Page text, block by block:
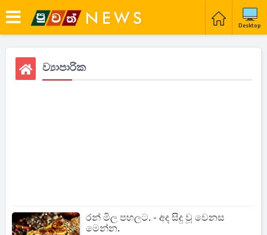
Desktop
ව්‍යාපාරික
රන් මිල පහලට. - අද සිදු වූ වෙනස
මෙන්න.